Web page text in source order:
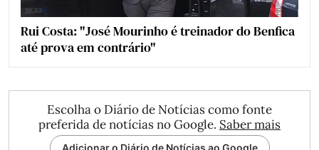
Rui Costa: "José Mourinho é treinador do Benfica
até prova em contrário"
Escolha o Diário de Notícias como fonte
preferida de notícias no Google. Saber mais
Adicionar o Diário de Notícias ao Google